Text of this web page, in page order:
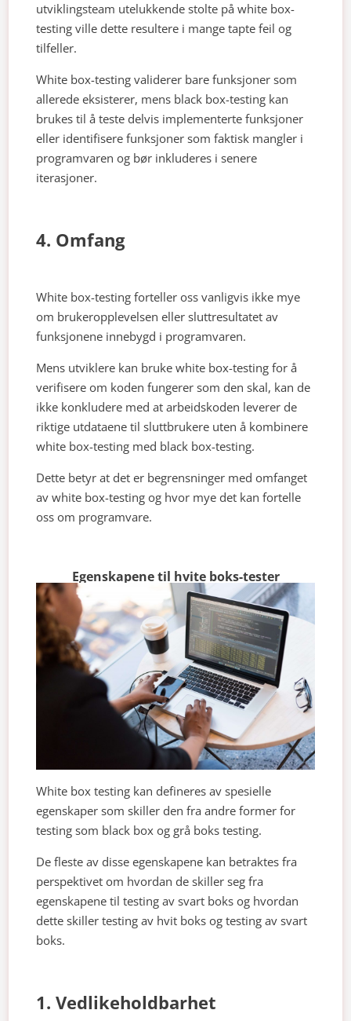
utviklingsteam utelukkende stolte på white box-
testing ville dette resultere i mange tapte feil og
tilfeller.
White box-testing validerer bare funksjoner som
allerede eksisterer, mens black box-testing kan
brukes til å teste delvis implementerte funksjoner
eller identifisere funksjoner som faktisk mangler i
programvaren og bør inkluderes i senere
iterasjoner.
4. Omfang
White box-testing forteller oss vanligvis ikke mye
om brukeropplevelsen eller sluttresultatet av
funksjonene innebygd i programvaren.
Mens utviklere kan bruke white box-testing for å
verifisere om koden fungerer som den skal, kan de
ikke konkludere med at arbeidskoden leverer de
riktige utdataene til sluttbrukere uten å kombinere
white box-testing med black box-testing.
Dette betyr at det er begrensninger med omfanget
av white box-testing og hvor mye det kan fortelle
oss om programvare.
Egenskapene til hvite boks-tester
White box testing kan defineres av spesielle
egenskaper som skiller den fra andre former for
testing som black box og grå boks testing.
De fleste av disse egenskapene kan betraktes fra
perspektivet om hvordan de skiller seg fra
egenskapene til testing av svart boks og hvordan
dette skiller testing av hvit boks og testing av svart
boks.
1. Vedlikeholdbarhet